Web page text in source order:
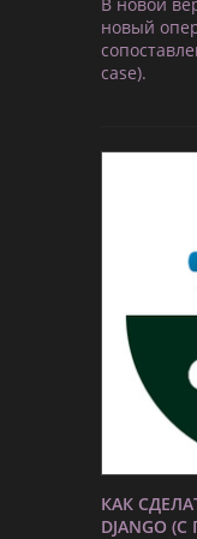
новый
case).
КАК
DJANGO